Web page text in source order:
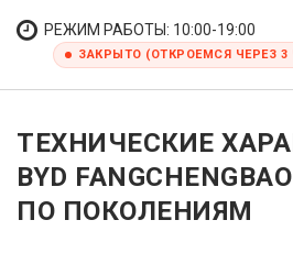
РЕЖИМ РАБОТЫ: 10:00-19:00
ЗАКРЫТО (ОТКРОЕМСЯ ЧЕРЕЗ 3
ТЕХНИЧЕСКИЕ
BYD
ПО ПОКОЛЕНИЯМ